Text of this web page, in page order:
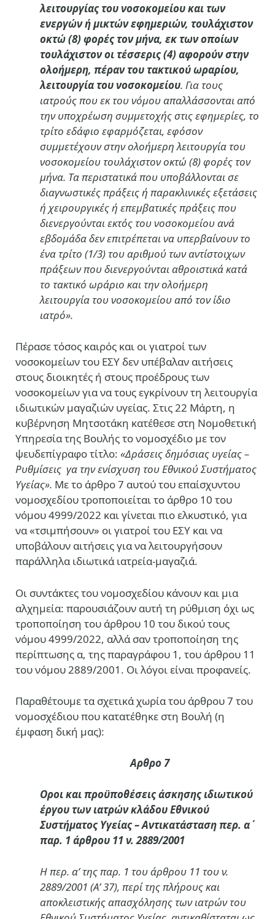
λειτουργίας του νοσοκομείου και των
ενεργών ή μικτών εφημεριών, τουλάχιστον
οκτώ (8) φορές τον μήνα, εκ των οποίων
τουλάχιστον οι τέσσερις (4) αφορούν στην
ολοήμερη, πέραν του τακτικού ωραρίου,
λειτουργία του νοσοκομείου. Για τους
ιατρούς που εκ του νόμου απαλλάσσονται από
την υποχρέωση συμμετοχής στις εφημερίες, το
τρίτο εδάφιο εφαρμόζεται, εφόσον
συμμετέχουν στην ολοήμερη λειτουργία του
νοσοκομείου τουλάχιστον οκτώ (8) φορές τον
μήνα. Τα περιστατικά που υποβάλλονται σε
διαγνωστικές πράξεις ή παρακλινικές εξετάσεις
ή χειρουργικές ή επεμβατικές πράξεις που
διενεργούνται εκτός του νοσοκομείου ανά
εβδομάδα δεν επιτρέπεται να υπερβαίνουν το
ένα τρίτο (1/3) του αριθμού των αντίστοιχων
πράξεων που διενεργούνται αθροιστικά κατά
το τακτικό ωράριο και την ολοήμερη
λειτουργία του νοσοκομείου από τον ίδιο
ιατρό».
Πέρασε τόσος καιρός και οι γιατροί των
νοσοκομείων του ΕΣΥ δεν υπέβαλαν αιτήσεις
στους διοικητές ή στους προέδρους των
νοσοκομείων για να τους εγκρίνουν τη λειτουργία
ιδιωτικών μαγαζιών υγείας. Στις 22 Μάρτη, η
κυβέρνηση Μητσοτάκη κατέθεσε στη Νομοθετική
Υπηρεσία της Βουλής το νομοσχέδιο με τον
ψευδεπίγραφο τίτλο: «Δράσεις δημόσιας υγείας –
Ρυθμίσεις γα την ενίσχυση του Εθνικού Συστήματος
Υγείας». Με το άρθρο 7 αυτού του επαίσχυντου
νομοσχεδίου τροποποιείται το άρθρο 10 του
νόμου 4999/2022 και γίνεται πιο ελκυστικό, για
να «τσιμπήσουν» οι γιατροί του ΕΣΥ και να
υποβάλουν αιτήσεις για να λειτουργήσουν
παράλληλα ιδιωτικά ιατρεία-μαγαζιά.
Οι συντάκτες του νομοσχεδίου κάνουν και μια
αλχημεία: παρουσιάζουν αυτή τη ρύθμιση όχι ως
τροποποίηση του άρθρου 10 του δικού τους
νόμου 4999/2022, αλλά σαν τροποποίηση της
περίπτωσης α, της παραγράφου 1, του άρθρου 11
του νόμου 2889/2001. Οι λόγοι είναι προφανείς.
Παραθέτουμε τα σχετικά χωρία του άρθρου 7 του
νομοσχέδιου που κατατέθηκε στη Βουλή (η
έμφαση δική μας):
Αρθρο 7
Οροι και προϋποθέσεις άσκησης ιδιωτικού
έργου των ιατρών κλάδου Εθνικού
Συστήματος Υγείας – Αντικατάσταση περ. α΄
παρ. 1 άρθρου 11 ν. 2889/2001
Η περ. α’ της παρ. 1 του άρθρου 11 του ν.
2889/2001 (Α’ 37), περί της πλήρους και
αποκλειστικής απασχόλησης των ιατρών του